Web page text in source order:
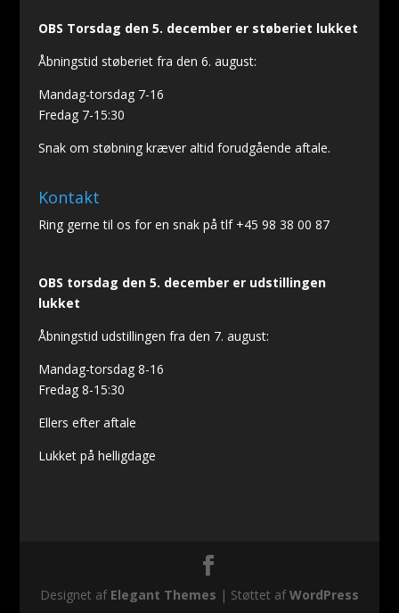
OBS Torsdag den 5. december er støberiet lukket
Åbningstid støberiet fra den 6. august:
Mandag-torsdag 7-16
Fredag 7-15:30
Snak om støbning kræver altid forudgående aftale.
Kontakt
Ring gerne til os for en snak på tlf +45 98 38 00 87
OBS torsdag den 5. december er udstillingen
lukket
Åbningstid udstillingen fra den 7. august:
Mandag-torsdag 8-16
Fredag 8-15:30
Ellers efter aftale
Lukket på helligdage
Designet af Elegant Themes | Støttet afWordPress